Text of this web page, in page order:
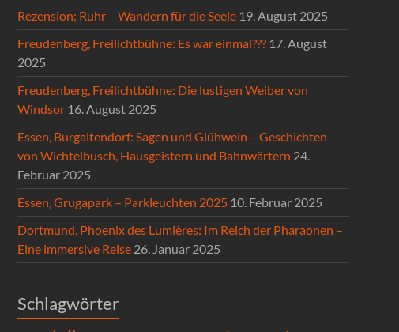
Rezension: Ruhr – Wandern für die Seele 19. August 2025
Freudenberg, Freilichtbühne: Es war einmal??? 17. August
2025
Freudenberg, Freilichtbühne: Die lustigen Weiber von
Windsor 16. August 2025
Essen, Burgaltendorf: Sagen und Glühwein – Geschichten
von Wichtelbusch, Hausgeistern und Bahnwärtern 24.
Februar 2025
Essen, Grugapark – Parkleuchten 2025 10. Februar 2025
Dortmund, Phoenix des Lumières: Im Reich der Pharaonen –
Eine immersive Reise 26. Januar 2025
Schlagwörter